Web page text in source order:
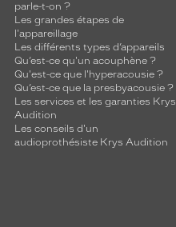
parle-t-on ?
Les grandes étapes de
l'appareillage
Les différents types d’appareils
Qu’est-ce qu'un acouphène ?
Qu'est-ce que l'hyperacousie ?
Qu’est-ce que la presbyacousie ?
Les services et les garanties Krys
Audition
Les conseils d'un
audioprothésiste Krys Audition